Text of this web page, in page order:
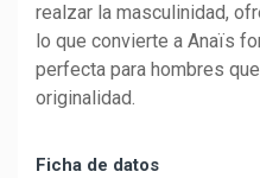
realzar la masculinidad,
lo que convierte a Anaïs
perfecta para hombres
originalidad.
Ficha de datos